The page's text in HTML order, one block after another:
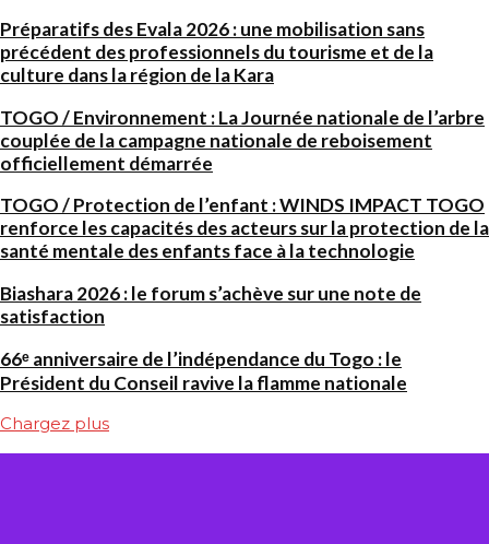
Préparatifs des Evala 2026 : une mobilisation sans
précédent des professionnels du tourisme et de la
culture dans la région de la Kara
TOGO / Environnement : La Journée nationale de l’arbre
couplée de la campagne nationale de reboisement
officiellement démarrée
TOGO / Protection de l’enfant : WINDS IMPACT TOGO
renforce les capacités des acteurs sur la protection de la
santé mentale des enfants face à la technologie
Biashara 2026 : le forum s’achève sur une note de
satisfaction
66ᵉ anniversaire de l’indépendance du Togo : le
Président du Conseil ravive la flamme nationale
Chargez plus